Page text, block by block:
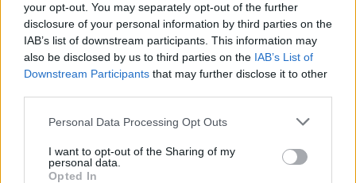
your opt-out. You may separately opt-out of the further
disclosure of your personal information by third parties on the
IAB’s list of downstream participants. This information may
also be disclosed by us to third parties on the IAB’s List of
Downstream Participants that may further disclose it to other
Please note that this website/app uses one or more Google
not limited to your visit or usage behaviour. You may click to
grant or deny consent to Google and its third-party tags to
Personal Data Processing Opt Outs
I want to opt-out of the Sharing of my
personal data.
Opted In